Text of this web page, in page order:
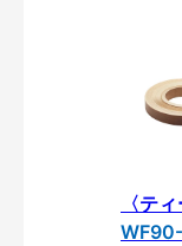
〈テ